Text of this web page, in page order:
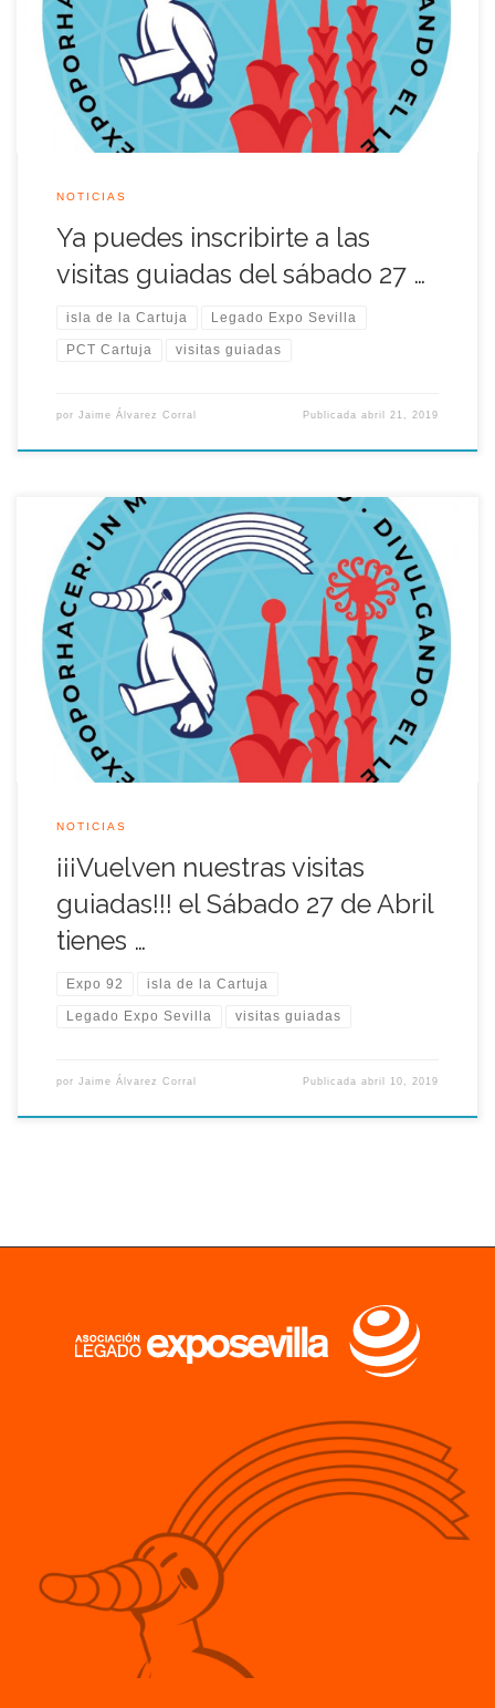
Universal de 1992 con motivo de los 27 años de la apertura de
la Expo 92. En esta ruta nos marchamos a la zona norte del
recinto, los grupos iniciará sus […]
NOTICIAS
Ya puedes inscribirte a las
visitas guiadas del sábado 27 …
isla de la Cartuja Legado Expo Sevilla
PCT Cartuja visitas guiadas
por Jaime Álvarez Corral Publicadaabril 21, 2019
El próximo sábado 27 de Abril volveremos con una nueva
jornada de las visitas guiadas por la zona Norte del recinto de
la Isla de la Cartuja, las inscripciones estarán disponible desde
nuestra web el domingo 21 de Abril. ¡¡¡Te esperamos!!!
NOTICIAS
¡¡¡Vuelven nuestras visitas
guiadas!!! el Sábado 27 de Abril
tienes …
Expo 92 isla de la Cartuja
Legado Expo Sevilla visitas guiadas
por Jaime Álvarez Corral Publicadaabril 10, 2019